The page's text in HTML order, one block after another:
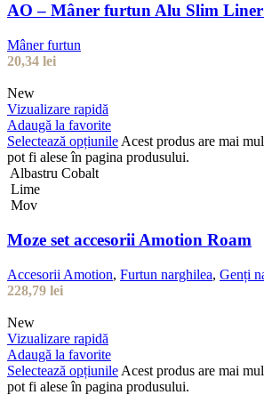
AO – Mâner furtun Alu Slim
Mâner furtun
20,34 lei
New
Vizualizare rapidă
Adaugă la favorite
Selectează opțiunile Acest produs are mai
pot fi alese în pagina produsului.
Albastru Cobalt
Lime
Mov
Moze set accesorii Amotion Roam
Accesorii Amotion, Furtun narghilea, Genți
228,79 lei
New
Vizualizare rapidă
Adaugă la favorite
Selectează opțiunile Acest produs are mai
pot fi alese în pagina produsului.